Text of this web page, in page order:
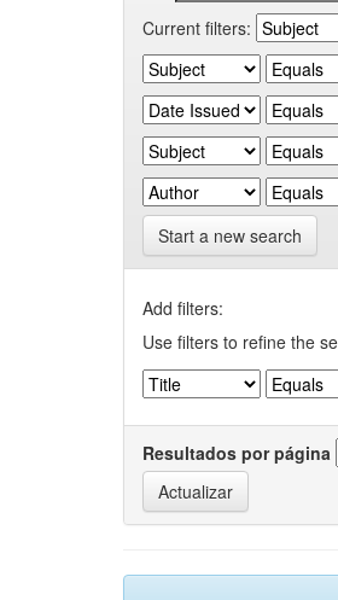
Current filters:
Start a new search
Add filters:
Use filters to refine the
Resultados por página